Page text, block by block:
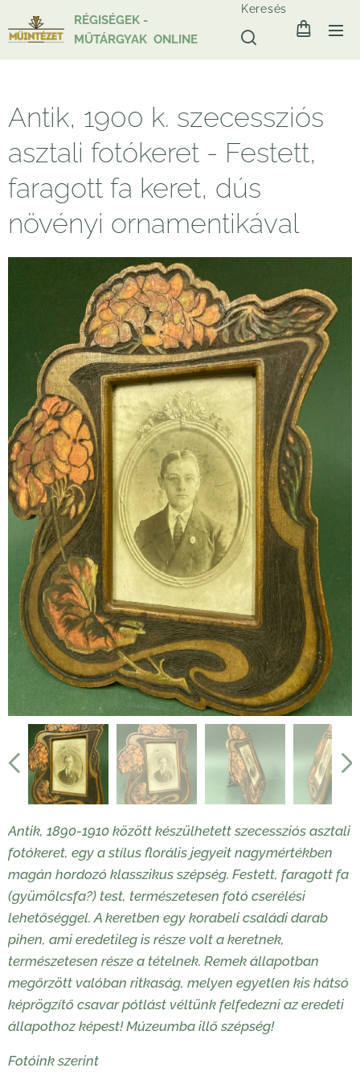
RÉGISÉGEK -
MŰTÁRGYAK ONLINE
Keresés
Antik, 1900 k. szecessziós
asztali fotókeret - Festett,
faragott fa keret, dús
növényi ornamentikával
Antik, 1890-1910 között készülhetett szecessziós asztali
fotókeret, egy a stílus florális jegyeit nagymértékben
magán hordozó klasszikus szépség. Festett, faragott fa
(gyümölcsfa?) test, természetesen fotó cserélési
lehetőséggel. A keretben egy korabeli családi darab
pihen, ami eredetileg is része volt a keretnek,
természetesen része a tételnek. Remek állapotban
megőrzött valóban ritkaság, melyen egyetlen kis hátsó
képrögzítő csavar pótlást véltünk felfedezni az eredeti
állapothoz képest! Múzeumba illő szépség!
Fotóink szerint